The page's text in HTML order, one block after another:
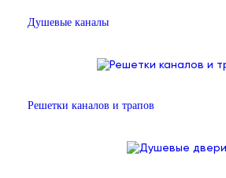
Душевые каналы
Решетки каналов и трапов